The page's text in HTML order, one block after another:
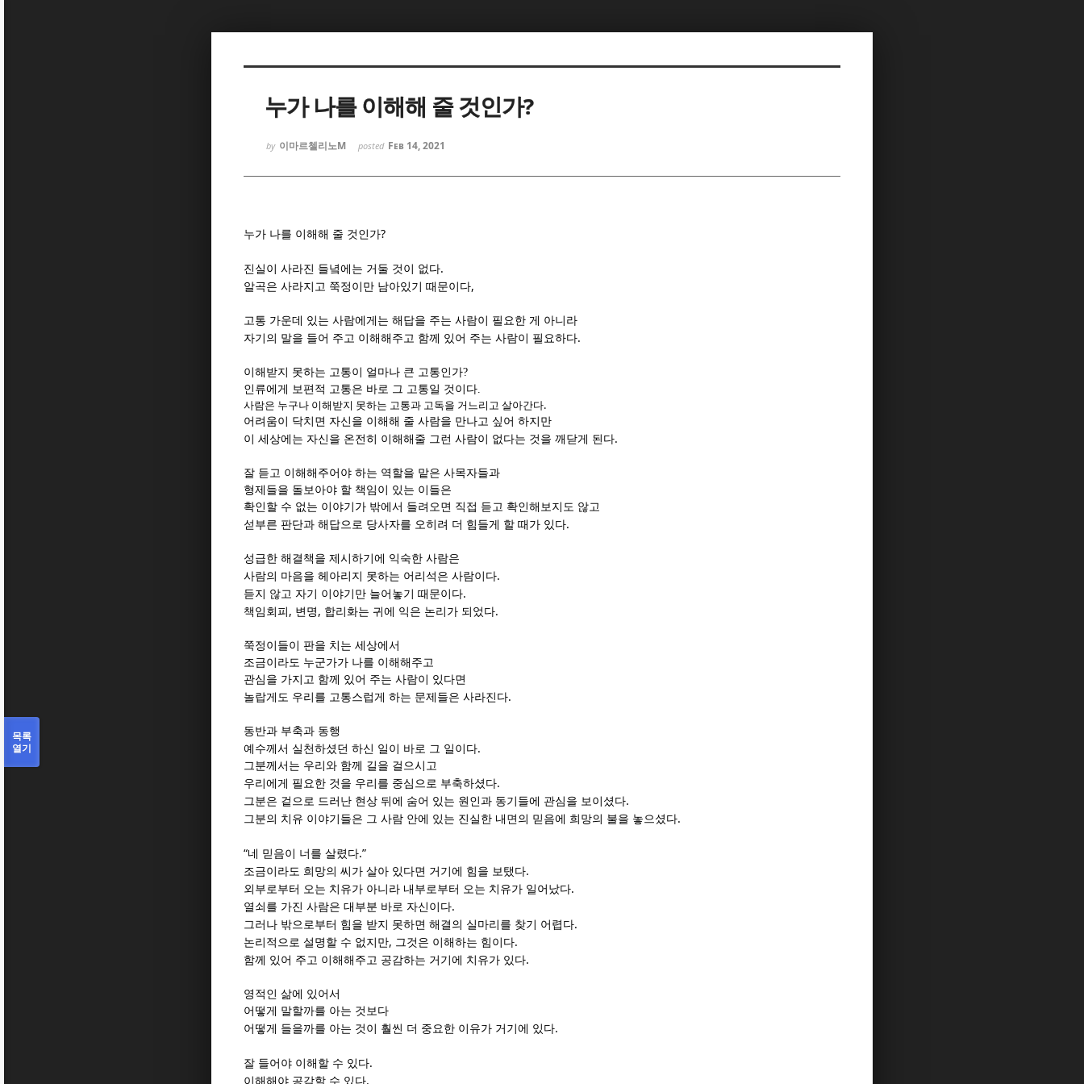
누가 나를 이해해 줄 것인가?
by 이마르첼리노M posted Feb 14, 2021
누가 나를 이해해 줄 것인가?
진실이 사라진 들녘에는 거둘 것이 없다.
알곡은 사라지고 쭉정이만 남아있기 때문이다,
고통 가운데 있는 사람에게는 해답을 주는 사람이 필요한 게 아니라
자기의 말을 들어 주고 이해해주고 함께 있어 주는 사람이 필요하다.
이해받지 못하는 고통이 얼마나 큰 고통인가?
인류에게 보편적 고통은 바로 그 고통일 것이다.
사람은 누구나 이해받지 못하는 고통과 고독을 거느리고 살아간다.
어려움이 닥치면 자신을 이해해 줄 사람을 만나고 싶어 하지만
이 세상에는 자신을 온전히 이해해줄 그런 사람이 없다는 것을 깨닫게 된다.
잘 듣고 이해해주어야 하는 역할을 맡은 사목자들과
형제들을 돌보아야 할 책임이 있는 이들은
확인할 수 없는 이야기가 밖에서 들려오면 직접 듣고 확인해보지도 않고
섣부른 판단과 해답으로 당사자를 오히려 더 힘들게 할 때가 있다.
성급한 해결책을 제시하기에 익숙한 사람은
사람의 마음을 헤아리지 못하는 어리석은 사람이다.
듣지 않고 자기 이야기만 늘어놓기 때문이다.
책임회피 , 변명 , 합리화는 귀에 익은 논리가 되었다.
쭉정이들이 판을 치는 세상에서
조금이라도 누군가가 나를 이해해주고
관심을 가지고 함께 있어 주는 사람이 있다면
놀랍게도 우리를 고통스럽게 하는 문제들은 사라진다.
동반과 부축과 동행
예수께서 실천하셨던 하신 일이 바로 그 일이다.
그분께서는 우리와 함께 길을 걸으시고
우리에게 필요한 것을 우리를 중심으로 부축하셨다.
그분은 겉으로 드러난 현상 뒤에 숨어 있는 원인과 동기들에 관심을 보이셨다.
그분의 치유 이야기들은 그 사람 안에 있는 진실한 내면의 믿음에 희망의 불을 놓으셨다.
“네 믿음이 너를 살렸다.”
조금이라도 희망의 씨가 살아 있다면 거기에 힘을 보탰다.
외부로부터 오는 치유가 아니라 내부로부터 오는 치유가 일어났다.
열쇠를 가진 사람은 대부분 바로 자신이다.
그러나 밖으로부터 힘을 받지 못하면 해결의 실마리를 찾기 어렵다.
논리적으로 설명할 수 없지만, 그것은 이해하는 힘이다.
함께 있어 주고 이해해주고 공감하는 거기에 치유가 있다.
영적인 삶에 있어서
어떻게 말할까를 아는 것보다
어떻게 들을까를 아는 것이 훨씬 더 중요한 이유가 거기에 있다.
잘 들어야 이해할 수 있다.
이해해야 공감할 수 있다.
목록
열기
Sketchbook5, 스케치북5
Sketchbook5, 스케치북5